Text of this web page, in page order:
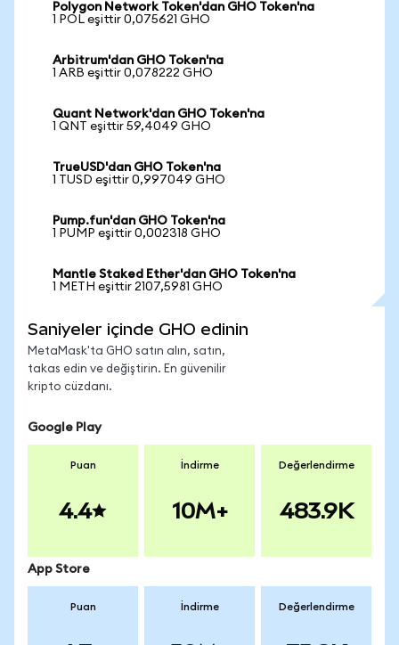
Polygon Network Token'dan GHO Token'na
1 POL eşittir 0,075621 GHO
Arbitrum'dan GHO Token'na
1 ARB eşittir 0,078222 GHO
Quant Network'dan GHO Token'na
1 QNT eşittir 59,4049 GHO
TrueUSD'dan GHO Token'na
1 TUSD eşittir 0,997049 GHO
Pump.fun'dan GHO Token'na
1 PUMP eşittir 0,002318 GHO
Mantle Staked Ether'dan GHO Token'na
1 METH eşittir 2107,5981 GHO
Saniyeler içinde GHO edinin
MetaMask'ta GHO satın alın, satın,
takas edin ve değiştirin. En güvenilir
kripto cüzdanı.
Google Play
Puan
4.4
İndirme
10M+
Değerlendirme
483.9K
App Store
Puan İndirme Değerlendirme